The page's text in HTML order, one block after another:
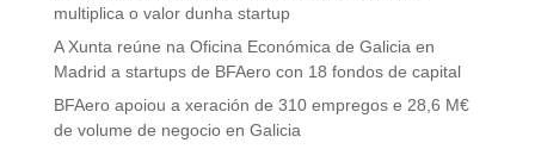
multiplica o valor dunha startup
A Xunta reúne na Oficina Económica de Galicia en
Madrid a startups de BFAero con 18 fondos de capital
BFAero apoiou a xeración de 310 empregos e 28,6 M€
de volume de negocio en Galicia